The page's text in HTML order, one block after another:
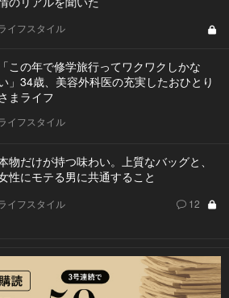
イフスタイル
「この年で修学旅行ってワクワクしかな
」34歳、美容外科医の充実したおひとり
まライフ
イフスタイル
物だけが持つ味わい。上質なバッグと、
性にモテる男に共通すること
イフスタイル 12